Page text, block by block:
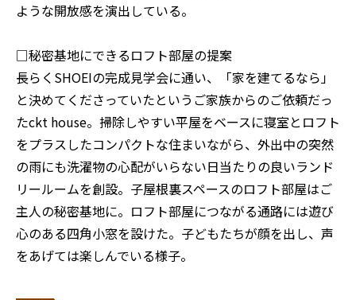
ような開放感を演出している。
□秘密基地にできるロフト部屋の提案
長らくSHOEIの完成見学会に通い、「家を建てるなら」
と決めてくださっていたというご家族からのご依頼だっ
たckt house。掃除しやすい平屋をベースに寝室とロフト
をプラスしたコンパクトな住まいながら、外出中の突然
の雨にも洗濯物の心配がいらない日当たりの良いランド
リールームを創設。子屋根裏スペースのロフト部屋はご
主人の秘密基地に。ロフト部屋につながる通路には遊び
心のある四角小窓を設けた。子どもたちが顔を出し、声
をあげては楽しんでいる様子。